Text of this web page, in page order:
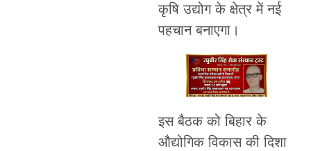
कृषि उद्योग के क्षेत्र में नई
पहचान बनाएगा।
इस बैठक को बिहार के
औद्योगिक विकास की दिशा